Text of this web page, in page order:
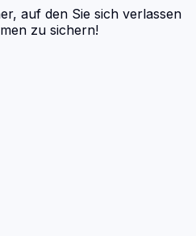
auf den Sie sich verlassen
zu sichern!